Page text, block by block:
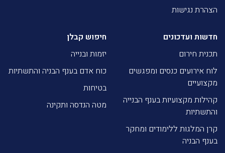
הצהרת נגישות
חדשות ועדכונים
תכנית חירום
לוח אירועים כנסים ומפגשים
מקצועיים
קהילות מקצועיות בענף הבנייה
והתשתיות
קרן המלגות ללימודים ומחקר
בענף הבניה
חיפוש קבלן
יזמות ובנייה
כוח אדם בענף הבניה והתשתיות
בטיחות
מטה הנדסה ותקינה